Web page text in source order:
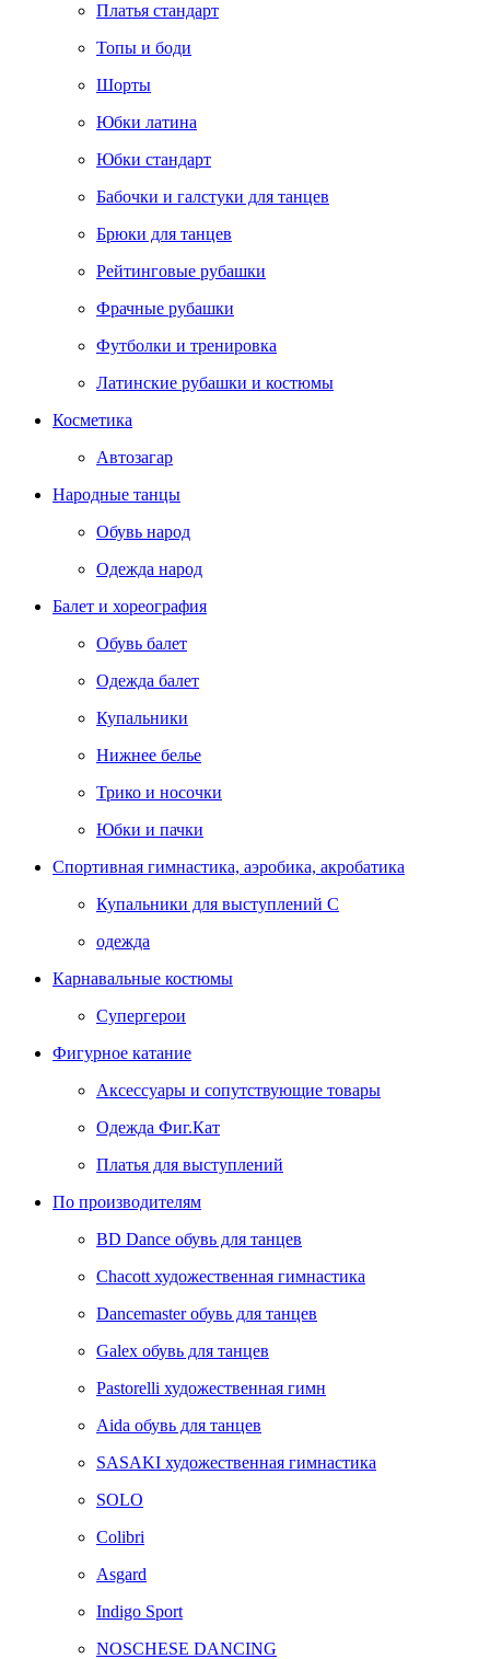
Платья стандарт
Топы и боди
Шорты
Юбки латина
Юбки стандарт
Бабочки и галстуки для танцев
Брюки для танцев
Рейтинговые рубашки
Фрачные рубашки
Футболки и тренировка
Латинские рубашки и костюмы
Косметика
Автозагар
Народные танцы
Обувь народ
Одежда народ
Балет и хореография
Обувь балет
Одежда балет
Купальники
Нижнее белье
Трико и носочки
Юбки и пачки
Спортивная гимнастика, аэробика, акробатика
Купальники для выступлений С
одежда
Карнавальные костюмы
Супергерои
Фигурное катание
Аксессуары и сопутствующие товары
Одежда Фиг.Кат
Платья для выступлений
По производителям
BD Dance обувь для танцев
Chacott художественная гимнастика
Dancemaster обувь для танцев
Galex обувь для танцев
Pastorelli художественная гимн
Аida обувь для танцев
SASAKI художественная гимнастика
SOLO
Colibri
Asgard
Indigo Sport
NOSCHESE DANCING